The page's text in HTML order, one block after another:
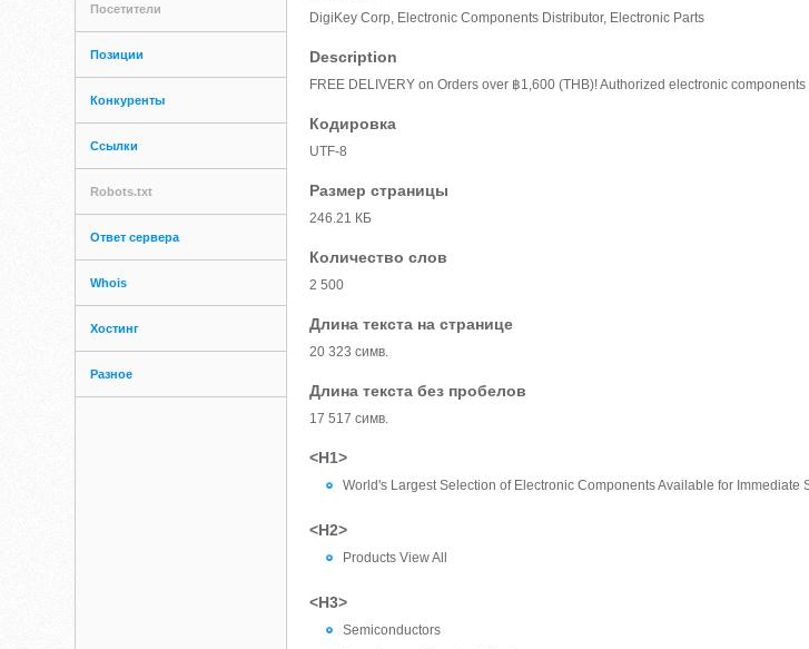
Посетители
Позиции
Конкуренты
Ссылки
Robots.txt
Ответ сервера
Whois
Хостинг
Разное
DigiKey Corp, Electronic Components Distributor, Electronic Parts
Description
FREE DELIVERY on Orders over ฿1,600 (THB)! Authorized electronic
Кодировка
UTF-8
Размер страницы
246.21 КБ
Количество слов
2 500
Длина текста на странице
20 323 симв.
Длина текста без пробелов
17 517 симв.
<H1>
World's Largest Selection of Electronic Components Available for Immediate
<H2>
Products View All
<H3>
Semiconductors